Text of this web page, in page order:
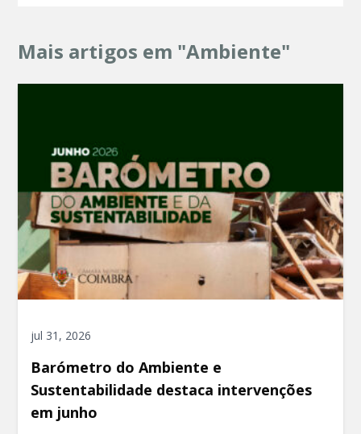
Mais artigos em "Ambiente"
jul 31, 2026
Barómetro do Ambiente e
Sustentabilidade destaca intervenções
em junho